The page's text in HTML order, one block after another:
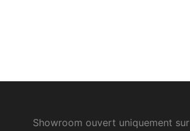
Showroom ouvert uniquement sur